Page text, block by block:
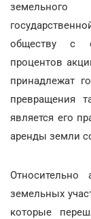
обществу с
процентов
принадлежат
превращения
является его
аренды земли
Относительно
земельных
которые